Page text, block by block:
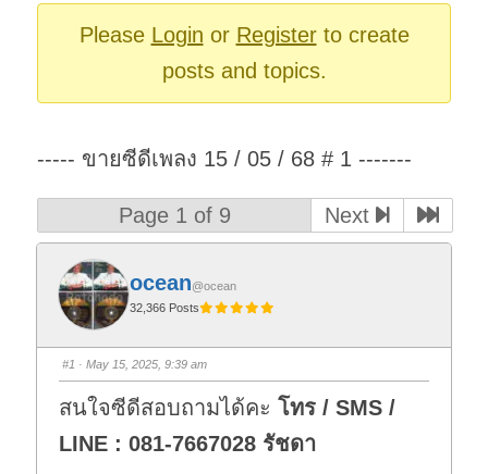
Please Login or Registerto create
posts and topics.
----- ขายซีดีเพลง 15 / 05 / 68 # 1 -------
Page 1 of 9 Next
ocean@ocean
32,366 Posts
#1 · May 15, 2025, 9:39 am
สนใจซีดีสอบถามได้คะโทร / SMS /
LINE : 081-7667028 รัชดา